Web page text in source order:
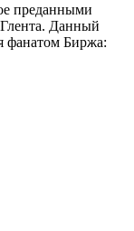
преданными
Данный
фанатом Биржа: